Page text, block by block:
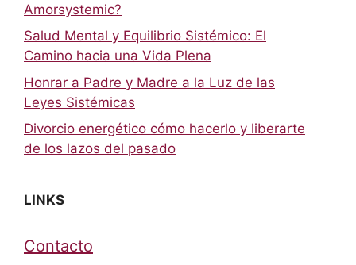
Amorsystemic?
Salud Mental y Equilibrio Sistémico: El
Camino hacia una Vida Plena
Honrar a Padre y Madre a la Luz de las
Leyes Sistémicas
Divorcio energético cómo hacerlo y liberarte
de los lazos del pasado
LINKS
Contacto